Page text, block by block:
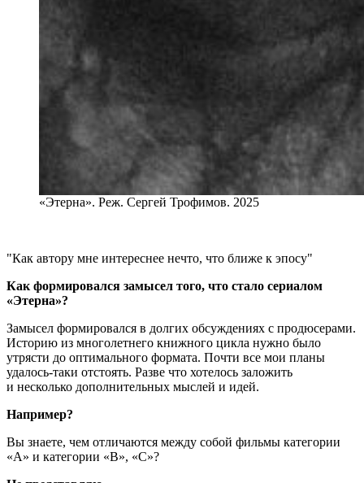
«Этерна». Реж. Сергей Трофимов. 2025
Как автору мне интереснее нечто, что ближе к эпосу
Как формировался замысел того, что стало сериалом
«Этерна»?
Замысел формировался в долгих обсуждениях с продюсерами.
Историю из многолетнего книжного цикла нужно было
утрясти до оптимального формата. Почти все мои планы
удалось-таки отстоять. Разве что хотелось заложить
и несколько дополнительных мыслей и идей.
Например?
Вы знаете, чем отличаются между собой фильмы категории
«А» и категории «B», «С»?